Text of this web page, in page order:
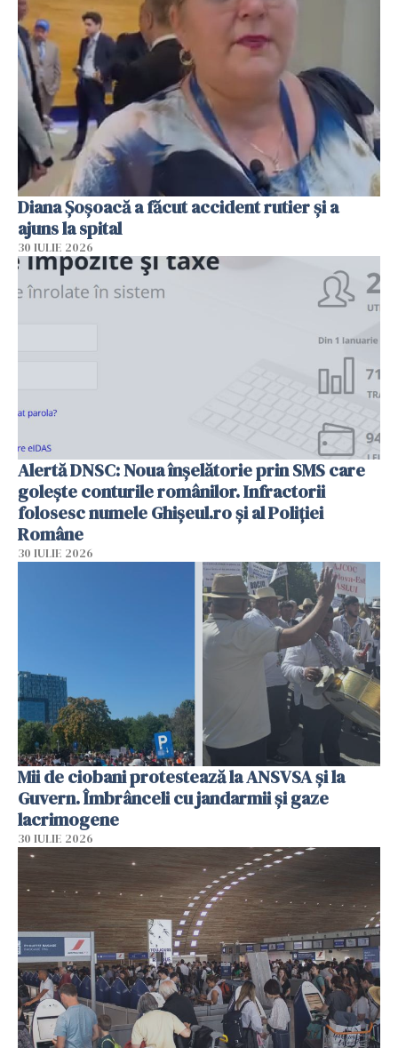
Diana Șoșoacă a făcut accident rutier și a
ajuns la spital
30 IULIE 2026
Alertă DNSC: Noua înșelătorie prin SMS care
golește conturile românilor. Infractorii
folosesc numele Ghișeul.ro și al Poliției
Române
30 IULIE 2026
Mii de ciobani protestează la ANSVSA și la
Guvern. Îmbrânceli cu jandarmii și gaze
lacrimogene
30 IULIE 2026